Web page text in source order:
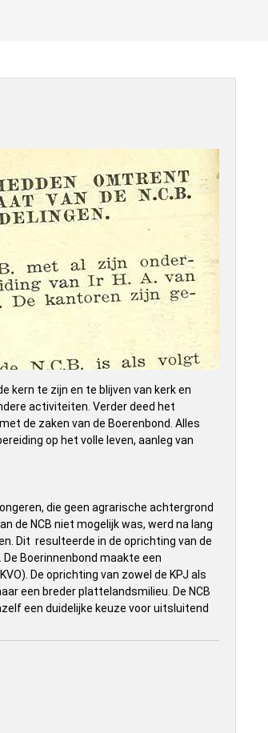
kern te zijn en te blijven van kerk en
activiteiten. Verder deed het
de zaken van de Boerenbond. Alles
op het volle leven, aanleg van
die geen agrarische achtergrond
de NCB niet mogelijk was, werd na lang
Dit resulteerde in de oprichting van de
Boerinnenbond maakte een
De oprichting van zowel de KPJ als
een breder plattelandsmilieu. De NCB
een duidelijke keuze voor uitsluitend